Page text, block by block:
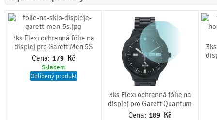
3ks Flexi ochranná fólie na
displej pro Garett Men 5S
Cena: 179 Kč
Skladem
Oblíbený produkt
3ks Flexi ochranná fólie na
displej pro Garett Quantum
Cena: 189 Kč